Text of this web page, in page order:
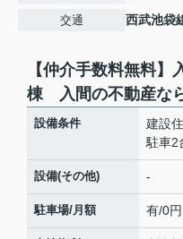
交通 西武池袋
【仲介手数料無料
棟 入間の不動産な
設備条件
建設
駐車2
設備(その他) -
駐車場/月額 有/0円